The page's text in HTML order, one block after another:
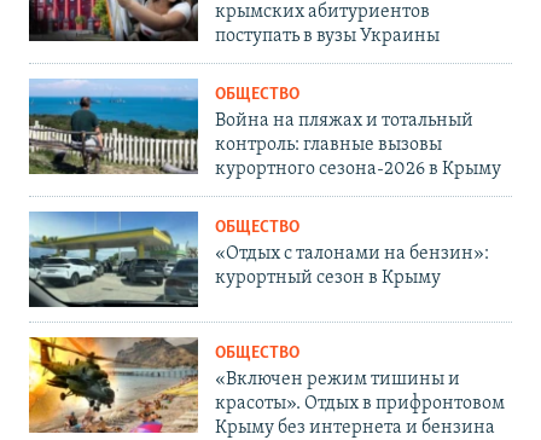
крымских абитуриентов
поступать в вузы Украины
ОБЩЕСТВО
Война на пляжах и тотальный
контроль: главные вызовы
курортного сезона-2026 в Крыму
ОБЩЕСТВО
«Отдых с талонами на бензин»:
курортный сезон в Крыму
ОБЩЕСТВО
«Включен режим тишины и
красоты». Отдых в прифронтовом
Крыму без интернета и бензина